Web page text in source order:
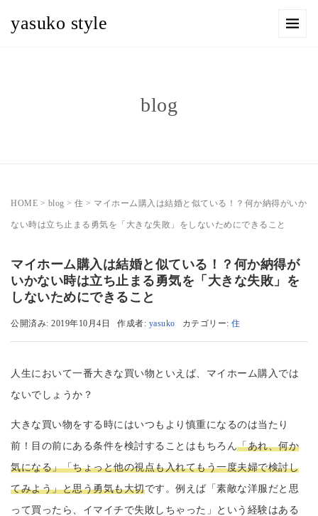
yasuko style
blog
HOME > blog > 住 > マイホーム購入は結婚と似ている！？何か納得がいか
ない時は立ち止まる勇気を「大きな失敗」をしないためにできること
マイホーム購入は結婚と似ている！？何か納得が
いかない時は立ち止まる勇気を「大きな失敗」を
しないためにできること
公開済み: 2019年10月4日 作成者: yasuko カテゴリー: 住
人生において一番大きな買い物といえば、マイホーム購入では
ないでしょうか？
大きな買い物をする時にはいつもより慎重になるのは当たり
前！目の前にある条件を検討することはもちろん「あれ、何か
気になる」「ちょっと他の視点も入れてもう一度夫婦で検討し
てみよう」と思う勇気も大切です。例えば「素敵な洋服だと思
って買ったら、イマイチで失敗しちゃった」という経験はある